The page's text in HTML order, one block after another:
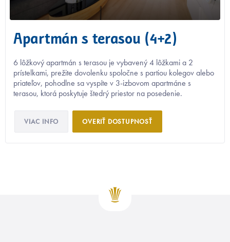
Apartmán s terasou (4+2)
6 lôžkový apartmán s terasou je vybavený 4 lôžkami a 2
prístelkami, prežite dovolenku spoločne s partiou kolegov alebo
priateľov, pohodlne sa vyspíte v 3-izbovom apartmáne s
terasou, ktorá poskytuje štedrý priestor na posedenie.
VIAC INFO OVERIŤ DOSTUPNOSŤ